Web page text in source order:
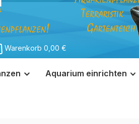
Warenkorb 0,00 €
Aquarium einrichten